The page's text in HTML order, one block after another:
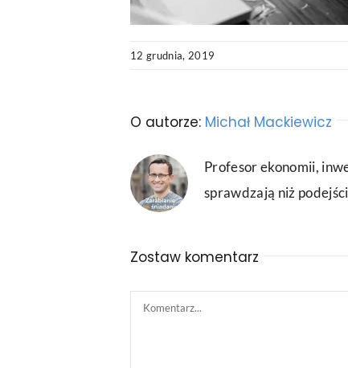
12 grudnia, 2019
O autorze: Michał Mackiewicz
Profesor ekonomii,
sprawdzają niż
Zostaw komentarz
Comment